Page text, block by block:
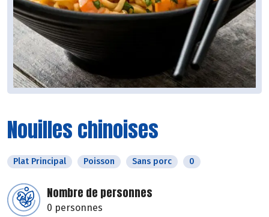
Nouilles chinoises
Plat Principal Poisson Sans porc 0
Nombre de personnes
0 personnes